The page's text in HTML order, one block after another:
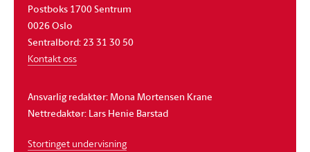
Postboks 1700 Sentrum
0026 Oslo
Sentralbord: 23 31 30 50
Kontakt oss
Ansvarlig redaktør: Mona Mortensen Krane
Nettredaktør: Lars Henie Barstad
Stortinget undervisning